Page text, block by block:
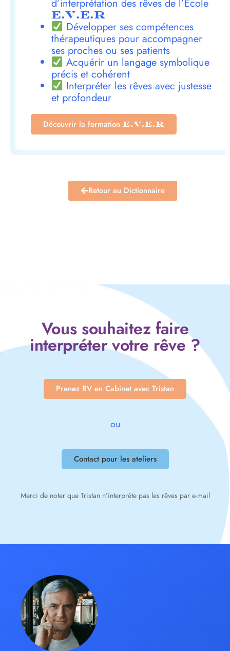
d’interprétation des rêves de l’École
E.V.E.R
Développer ses compétences
thérapeutiques pour accompagner
ses proches ou ses patients
Acquérir un langage symbolique
précis et cohérent
Interpréter les rêves avec justesse
et profondeur
Découvrir la formation E.V.E.R
Retour au Dictionnaire
Vous souhaitez faire
interpréter votre rêve ?
Prenez RV en Cabinet avec Tristan
ou
Contact pour les ateliers
Merci de noter que Tristan n’interprète pas les rêves par e-mail